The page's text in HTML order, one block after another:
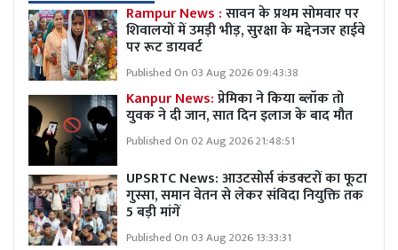
Rampur News :सावन के प्रथम सोमवार पर
शिवालयों में उमड़ी भीड़, सुरक्षा के मद्देनजर हाईवे
पर रूट डायवर्ट
Published On 03 Aug 2026 09:43:38
Kanpur News:प्रेमिका ने किया ब्लॉक तो
युवक ने दी जान, सात दिन इलाज के बाद मौत
Published On 02 Aug 2026 21:48:51
UPSRTC News: आउटसोर्स कंडक्टरों का फूटा
गुस्सा, समान वेतन से लेकर संविदा नियुक्ति तक
5 बड़ी मांगें
Published On 03 Aug 2026 13:33:31